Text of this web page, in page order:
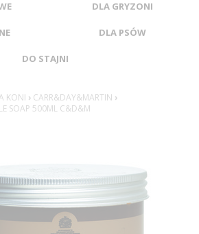
DLA GRYZONI
DLA PSÓW
DO STAJNI
KONI › CARR&DAY&MARTIN ›
SOAP 500ML C&D&M